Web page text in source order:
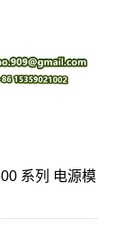
系列 电源模